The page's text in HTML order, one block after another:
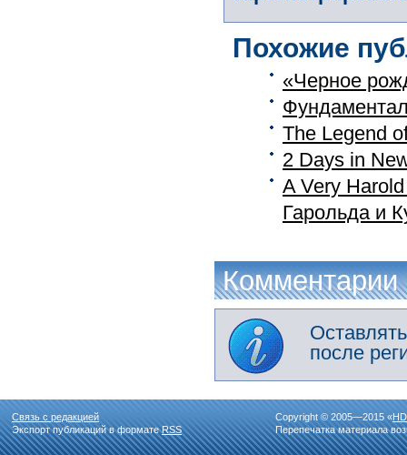
Похожие
«Черное
The Legend
2 Days in
A Very
Гарольда и
Комментарии
после
Связь с редакцией
Экспорт публикаций в форматеRSS
Copyright © 2005—2015 «
Перепечатка материала